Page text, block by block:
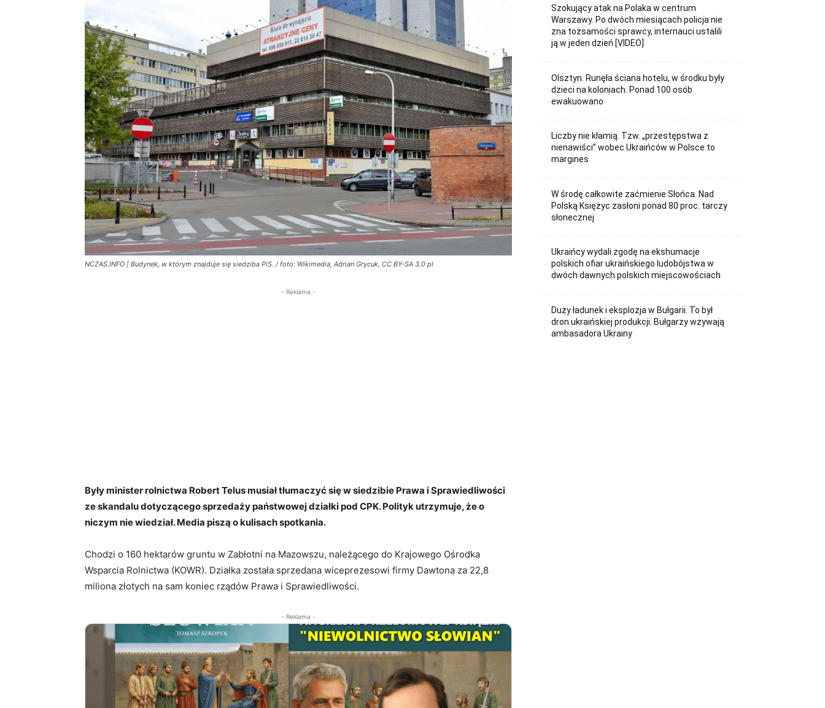
NCZAS.INFO | Budynek, w którym znajduje się siedziba PiS. / foto: Wikimedia, Adrian Grycuk, CC BY-SA 3.0 pl
- Reklama -
Były minister rolnictwa Robert Telus musiał tłumaczyć się w siedzibie Prawa i Sprawiedliwości
ze skandalu dotyczącego sprzedaży państwowej działki pod CPK. Polityk utrzymuje, że o
niczym nie wiedział. Media piszą o kulisach spotkania.
Chodzi o 160 hektarów gruntu w Zabłotni na Mazowszu, należącego do Krajowego Ośrodka
Wsparcia Rolnictwa (KOWR). Działka została sprzedana wiceprezesowi firmy Dawtona za 22,8
miliona złotych na sam koniec rządów Prawa i Sprawiedliwości.
- Reklama -
Szokujący atak na Polaka w centrum
Warszawy. Po dwóch miesiącach policja nie
zna tożsamości sprawcy, internauci ustalili
ją w jeden dzień [VIDEO]
Olsztyn. Runęła ściana hotelu, w środku były
dzieci na koloniach. Ponad 100 osób
ewakuowano
Liczby nie kłamią. Tzw. „przestępstwa z
nienawiści” wobec Ukraińców w Polsce to
margines
W środę całkowite zaćmienie Słońca. Nad
Polską Księżyc zasłoni ponad 80 proc. tarczy
słonecznej
Ukraińcy wydali zgodę na ekshumacje
polskich ofiar ukraińskiego ludobójstwa w
dwóch dawnych polskich miejscowościach
Duży ładunek i eksplozja w Bułgarii. To był
dron ukraińskiej produkcji. Bułgarzy wzywają
ambasadora Ukrainy